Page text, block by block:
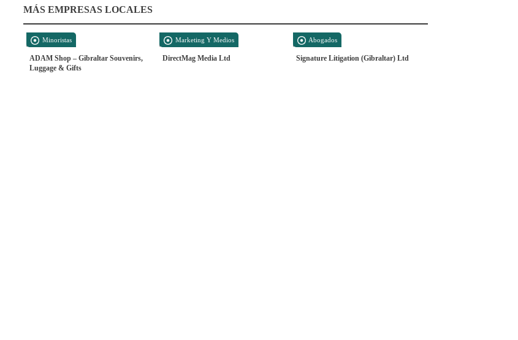
MÁS EMPRESAS LOCALES
Minoristas
ADAM Shop – Gibraltar Souvenirs,
Luggage & Gifts
Marketing Y Medios
DirectMag Media Ltd
Abogados
Signature Litigation (Gibraltar) Ltd